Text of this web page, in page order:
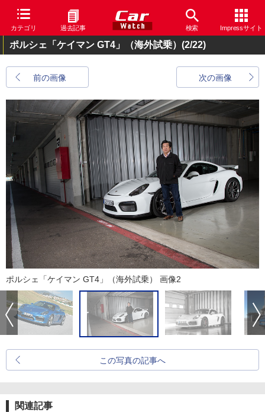
カテゴリ 過去記事 検索 Impressサイト
ポルシェ「ケイマン GT4」（海外試乗） (2/22)
前の画像 次の画像
ポルシェ「ケイマン GT4」（海外試乗） 画像2
この写真の記事へ
関連記事